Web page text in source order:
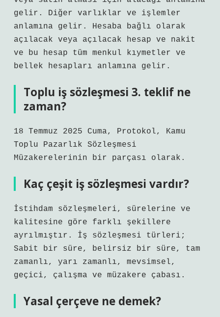
gelir. Diğer varlıklar ve işlemler
anlamına gelir. Hesaba bağlı olarak
açılacak veya açılacak hesap ve nakit
ve bu hesap tüm menkul kıymetler ve
bellek hesapları anlamına gelir.
Toplu iş sözleşmesi 3. teklif ne
zaman?
18 Temmuz 2025 Cuma, Protokol, Kamu
Toplu Pazarlık Sözleşmesi
Müzakerelerinin bir parçası olarak.
Kaç çeşit iş sözleşmesi vardır?
İstihdam sözleşmeleri, sürelerine ve
kalitesine göre farklı şekillere
ayrılmıştır. İş sözleşmesi türleri;
Sabit bir süre, belirsiz bir süre, tam
zamanlı, yarı zamanlı, mevsimsel,
geçici, çalışma ve müzakere çabası.
Yasal çerçeve ne demek?